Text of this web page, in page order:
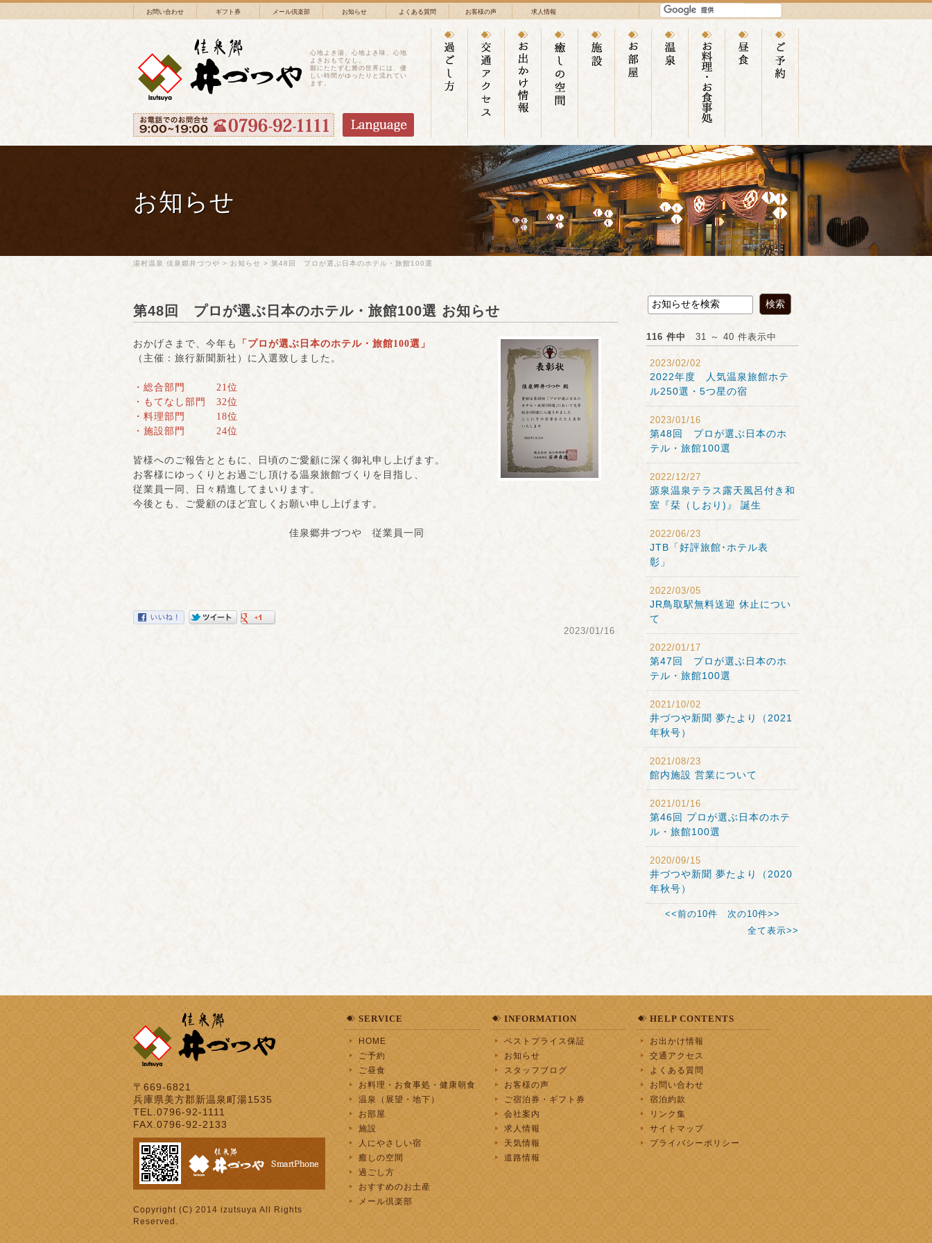
お問い合わせ ギフト券 メール倶楽部 お知らせ よくある質問 お客様の声 求人情報
心地よき湯、心地よき味、心地
よきおもてなし。
鄙にたたずむ雅の世界には、優
しい時間がゆったりと流れてい
ます。
お知らせ
湯村温泉 佳泉郷井づつや > お知らせ > 第48回 プロが選ぶ日本のホテル・旅館100選
第48回 プロが選ぶ日本のホテル・旅館100選 お知らせ
おかげさまで、今年も
「プロが選ぶ日本のホテル・旅館100選」
（主催：旅行新聞新社）に入選致しました。
・総合部門 21位
・もてなし部門 32位
・料理部門 18位
・施設部門 24位
皆様へのご報告とともに、日頃のご愛顧に深く御礼申し上げます。
お客様にゆっくりとお過ごし頂ける温泉旅館づくりを目指し、
従業員一同、日々精進してまいります。
今後とも、ご愛顧のほど宜しくお願い申し上げます。
佳泉郷井づつや 従業員一同
2023/01/16
116 件中 31 ～ 40 件表示中
2023/02/02
2022年度 人気温泉旅館ホテ
ル250選・5つ星の宿
2023/01/16
第48回 プロが選ぶ日本のホ
テル・旅館100選
2022/12/27
源泉温泉テラス露天風呂付き和
室『栞（しおり)』 誕生
2022/06/23
JTB「好評旅館･ホテル表
彰」
2022/03/05
JR鳥取駅無料送迎 休止につい
て
2022/01/17
第47回 プロが選ぶ日本のホ
テル・旅館100選
2021/10/02
井づつや新聞 夢たより（2021
年秋号）
2021/08/23
館内施設 営業について
2021/01/16
第46回 プロが選ぶ日本のホテ
ル・旅館100選
2020/09/15
井づつや新聞 夢たより（2020
年秋号）
<<前の10件
次の10件>>
全て表示>>
〒669-6821
兵庫県美方郡新温泉町湯1535
TEL.0796-92-1111
FAX.0796-92-2133
Copyright (C) 2014 izutsuya All Rights
Reserved.
SERVICE
HOME
ご予約
ご昼食
お料理・お食事処・健康朝食
温泉（展望・地下）
お部屋
施設
人にやさしい宿
癒しの空間
過ごし方
おすすめのお土産
メール倶楽部
INFORMATION
ベストプライス保証
お知らせ
スタッフブログ
お客様の声
ご宿泊券・ギフト券
会社案内
求人情報
天気情報
道路情報
HELP CONTENTS
お出かけ情報
交通アクセス
よくある質問
お問い合わせ
宿泊約款
リンク集
サイトマップ
プライバシーポリシー